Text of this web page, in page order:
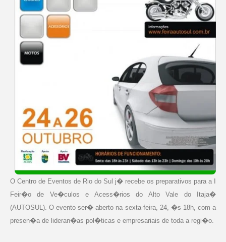
O Centro de Eventos de Rio do Sul j� recebe os preparativos para a I
Feir�o de Ve�culos e Acess�rios do Alto Vale do Itaja�
(AUTOSUL). O evento ser� aberto na sexta-feira, 24, �s 18h, com a
presen�a de lideran�as pol�ticas e empresariais de toda a regi�o.